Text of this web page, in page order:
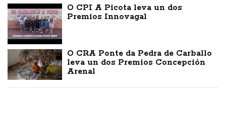
O CPI A Picota leva un dos
Premios Innovagal
O CRA Ponte da Pedra de Carballo
leva un dos Premios Concepción
Arenal